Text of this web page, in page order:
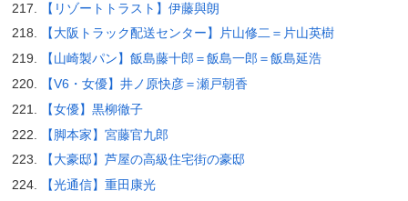
【リゾートトラスト】伊藤與朗
【大阪トラック配送センター】片山修二＝片山英樹
【山崎製パン】飯島藤十郎＝飯島一郎＝飯島延浩
【V6・女優】井ノ原快彦＝瀬戸朝香
【女優】黒柳徹子
【脚本家】宮藤官九郎
【大豪邸】芦屋の高級住宅街の豪邸
【光通信】重田康光